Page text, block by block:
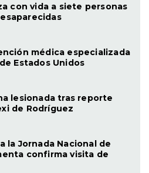
con vida a siete personas
médica especializada
Estados Unidos
lesionada tras reporte
de Rodríguez
la Jornada Nacional de
confirma visita de